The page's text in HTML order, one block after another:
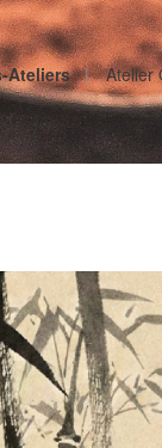
Ateliers Atelier